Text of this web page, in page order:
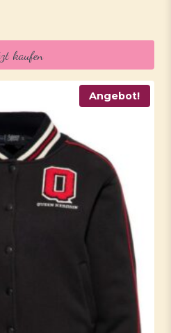
kaufen
Angebot!